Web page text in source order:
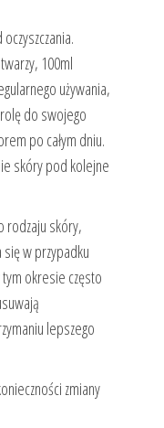
100ml
używania,
do swojego
po całym dniu.
skóry pod kolejne
rodzaju skóry,
w przypadku
okresie często
lepszego
zmiany